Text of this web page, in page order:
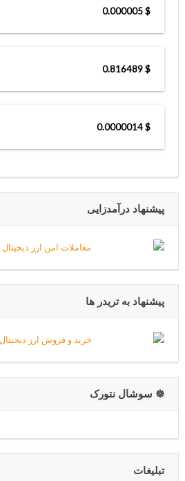
$ 0.000005
$ 0.816489
$ 0.0000014
پیشنهاد درآمدزایی
پیشنهاد به تریدر ها
☸️ سوشال نتورک
تبلیغات